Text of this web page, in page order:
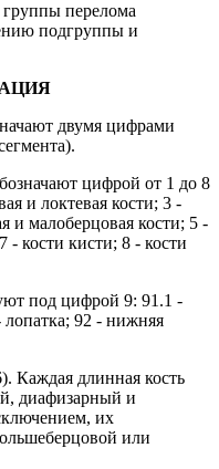
перелома
подгруппы и
двумя цифрами
цифрой от 1 до 8
и локтевая кости; 3 -
и малоберцовая кости; 5 -
- кости кисти; 8 - кости
под цифрой 9: 91.1 -
92 - нижняя
Каждая длинная кость
диафизарный и
их
или